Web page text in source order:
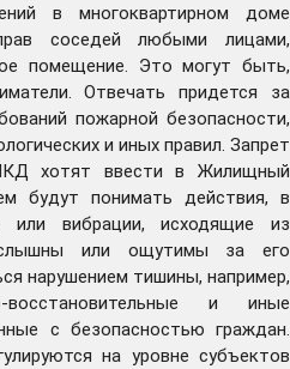
в многоквартирном доме
соседей любыми лицами,
помещение. Это могут быть,
Отвечать придется за
пожарной безопасности,
и иных правил. Запрет
хотят ввести в Жилищный
будут понимать действия, в
или вибрации, исходящие из
или ощутимы за его
нарушением тишины, например,
и иные
с безопасностью граждан.
на уровне субъектов